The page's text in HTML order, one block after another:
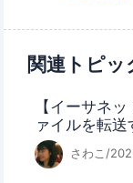
関連トピッ
【イーサネ
ァイルを転送
さわこ/